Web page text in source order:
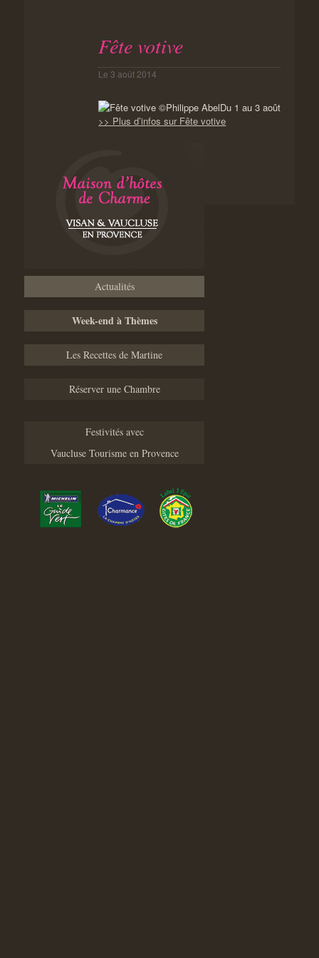
Fête votive
Le3 août 2014
Du 1 au 3 août
>> Plus d’infos sur Fête votive
Actualités
Week-end à Thèmes
Les Recettes de Martine
Réserver une Chambre
Festivités avec
Vaucluse Tourisme en Provence